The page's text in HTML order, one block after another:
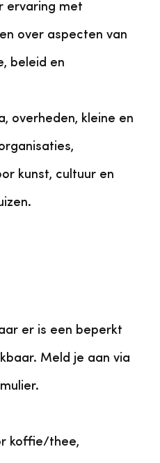
ervaring met
over aspecten van
beleid en
overheden, kleine en
kunst, cultuur en
er is een beperkt
Meld je aan via
koffie/thee,